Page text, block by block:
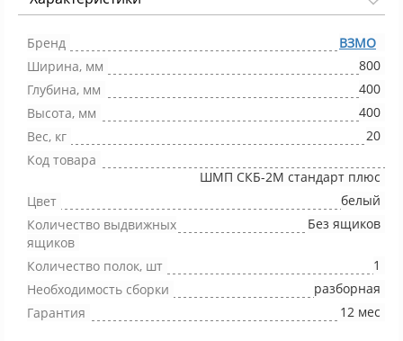
Бренд
ВЗМО
Ширина, мм
800
Глубина, мм
400
Высота, мм
400
Вес, кг
20
Код товара
ШМП СКБ-2М стандарт плюс
Цвет
белый
Количество выдвижных
ящиков
Без ящиков
Количество полок, шт
1
Необходимость сборки
разборная
Гарантия
12 мес